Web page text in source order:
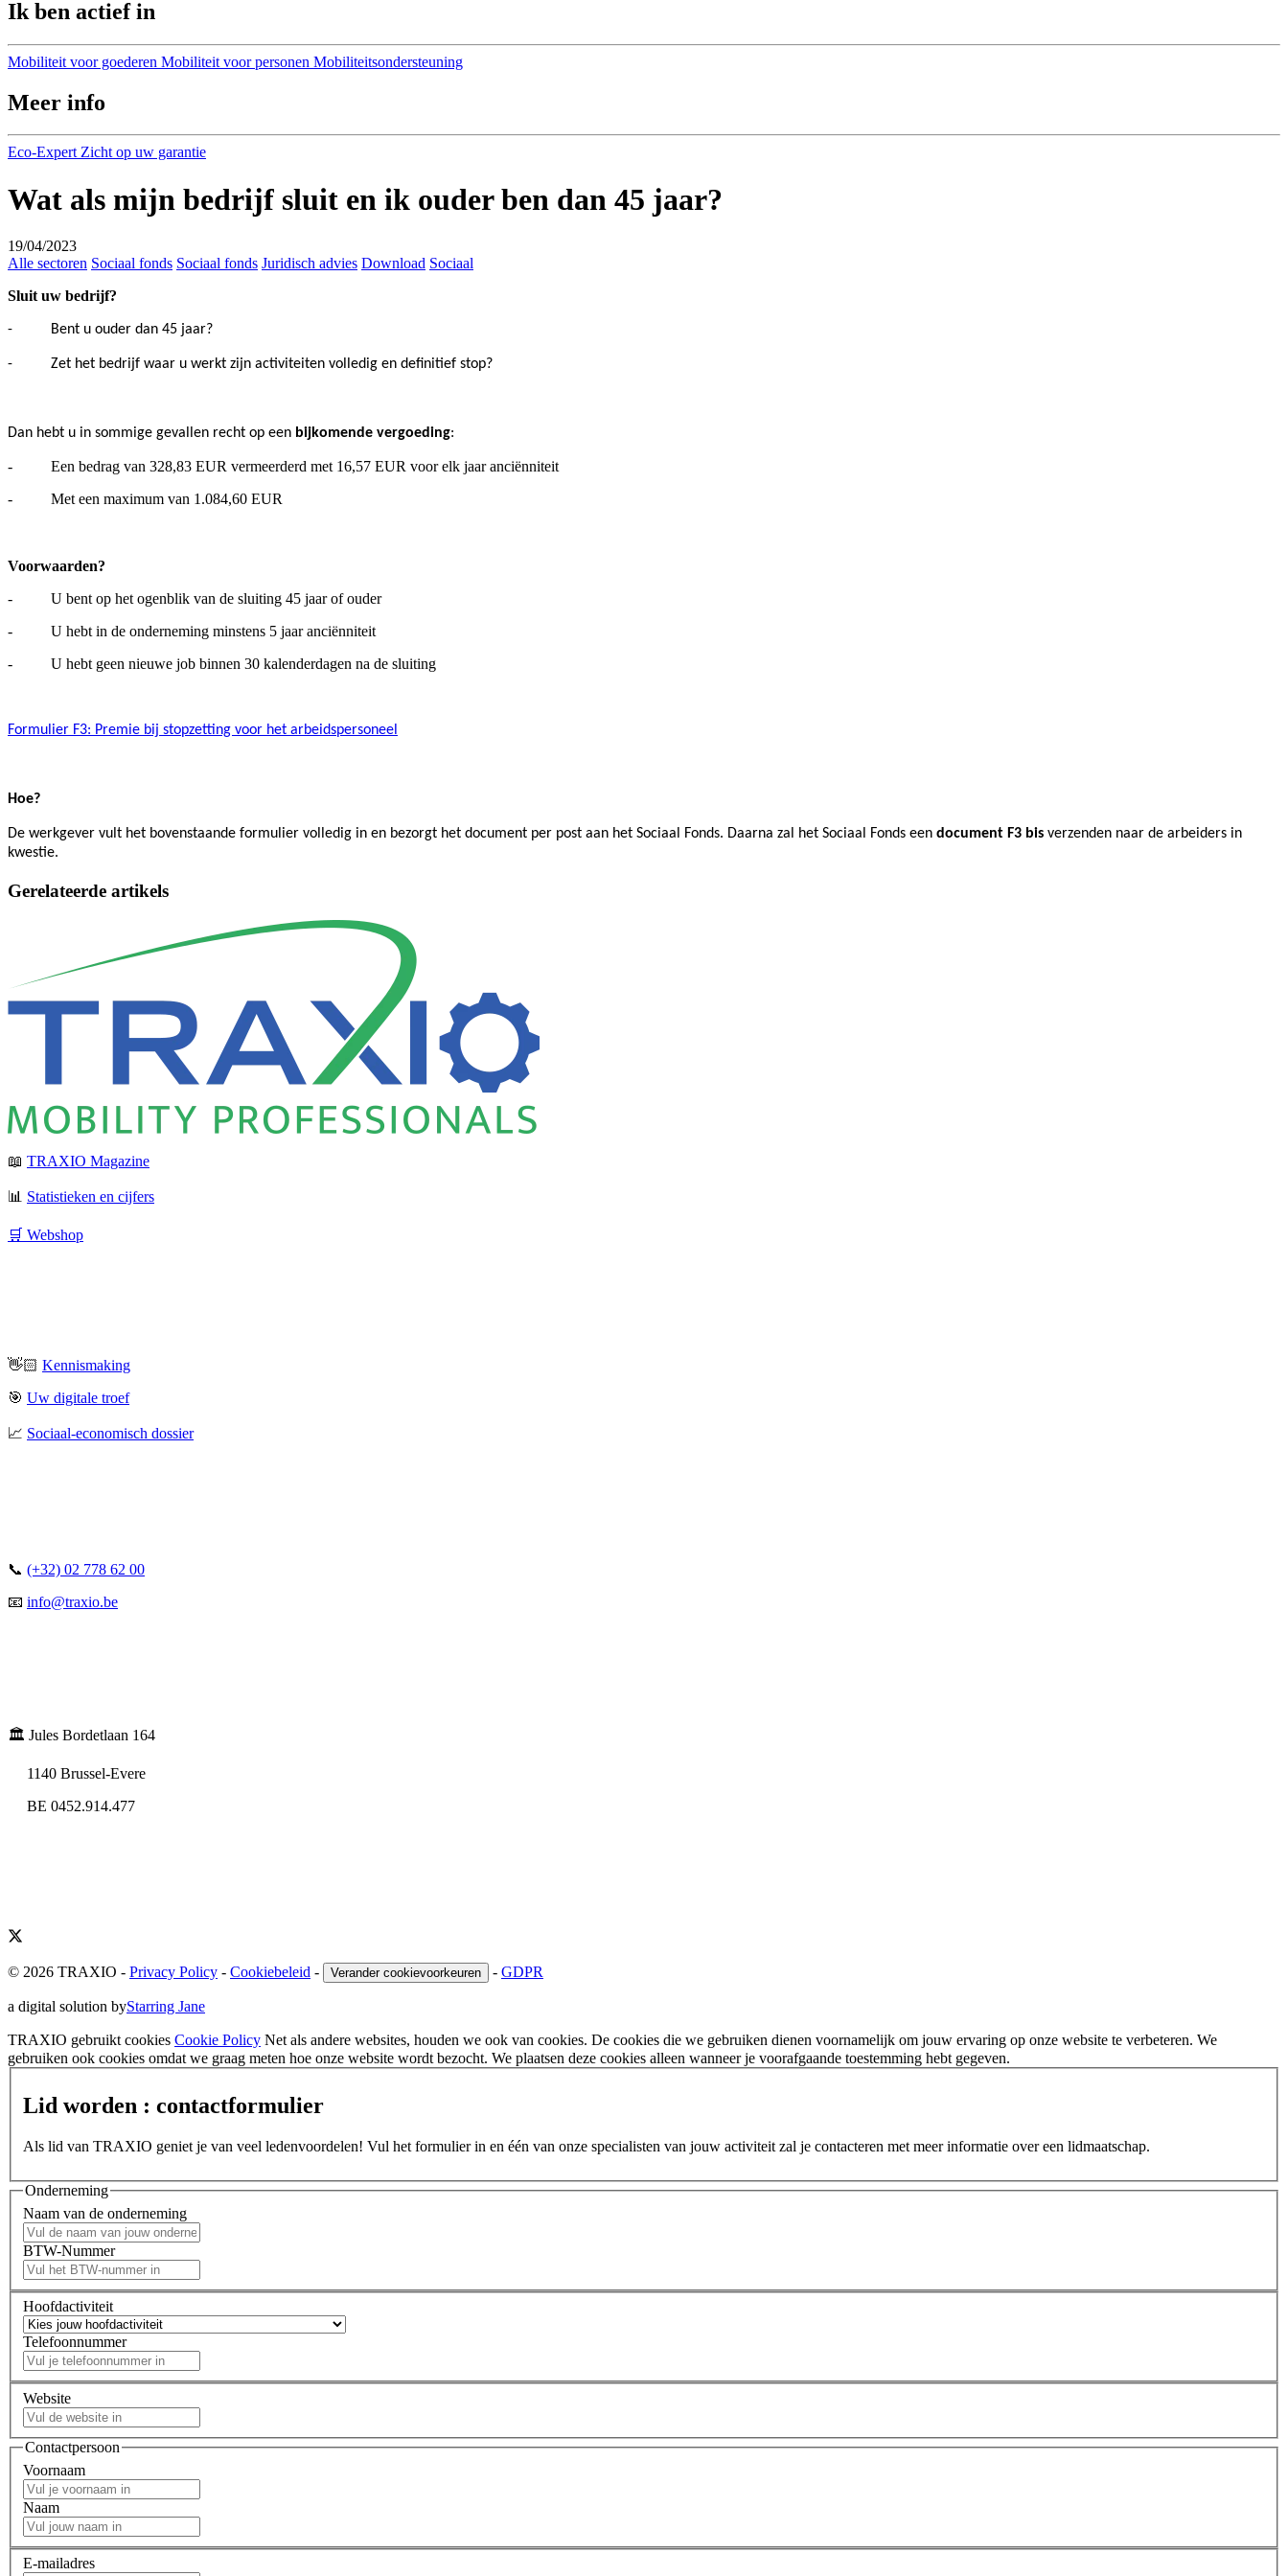
Ik ben actief in
Mobiliteit voor goederen Mobiliteit voor personen Mobiliteitsondersteuning
Meer info
Eco-Expert Zicht op uw garantie
Wat als mijn bedrijf sluit en ik ouder ben dan 45 jaar?
19/04/2023
Alle sectoren Sociaal fonds Sociaal fonds Juridisch advies Download Sociaal
Sluit uw bedrijf?
- Bent u ouder dan 45 jaar?
- Zet het bedrijf waar u werkt zijn activiteiten volledig en definitief stop?
Dan hebt u in sommige gevallen recht op een bijkomende vergoeding:
- Een bedrag van 328,83 EUR vermeerderd met 16,57 EUR voor elk jaar anciënniteit
- Met een maximum van 1.084,60 EUR
Voorwaarden?
- U bent op het ogenblik van de sluiting 45 jaar of ouder
- U hebt in de onderneming minstens 5 jaar anciënniteit
- U hebt geen nieuwe job binnen 30 kalenderdagen na de sluiting
Formulier F3: Premie bij stopzetting voor het arbeidspersoneel
Hoe?
De werkgever vult het bovenstaande formulier volledig in en bezorgt het document per post aan het Sociaal Fonds. Daarna zal het Sociaal Fonds een document F3 bis verzenden naar de arbeiders in
kwestie.
Gerelateerde artikels
📖 TRAXIO Magazine
📊 Statistieken en cijfers
🛒 Webshop
👋🏻 Kennismaking
🎯 Uw digitale troef
📈 Sociaal-economisch dossier
📞 (+32) 02 778 62 00
📧 info@traxio.be
🏛️ Jules Bordetlaan 164
1140 Brussel-Evere
BE 0452.914.477
© 2026 TRAXIO - Privacy Policy - Cookiebeleid - Verander cookievoorkeuren - GDPR
a digital solution byStarring Jane
TRAXIO gebruikt cookies Cookie Policy Net als andere websites, houden we ook van cookies. De cookies die we gebruiken dienen voornamelijk om jouw ervaring op onze website te verbeteren. We
gebruiken ook cookies omdat we graag meten hoe onze website wordt bezocht. We plaatsen deze cookies alleen wanneer je voorafgaande toestemming hebt gegeven.
Lid worden : contactformulier
Als lid van TRAXIO geniet je van veel ledenvoordelen! Vul het formulier in en één van onze specialisten van jouw activiteit zal je contacteren met meer informatie over een lidmaatschap.
Onderneming
Naam van de onderneming
BTW-Nummer
Hoofdactiviteit
Telefoonnummer
Website
Contactpersoon
Voornaam
Naam
E-mailadres